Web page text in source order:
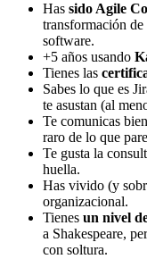
Has sido Agile
transformación
software.
+5 años usando
Tienes las
Sabes lo que es
te asustan (al
Te comunicas
raro de lo que
Te gusta la
huella.
Has vivido (y
organizacional.
Tienes un nivel
a Shakespeare,
con soltura.